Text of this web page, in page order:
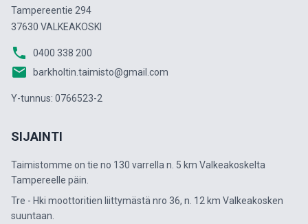
Tampereentie 294
37630 VALKEAKOSKI
phone 0400 338 200
email barkholtin.taimisto@gmail.com
Y-tunnus: 0766523-2
SIJAINTI
Taimistomme on tie no 130 varrella n. 5 km Valkeakoskelta
Tampereelle päin.
Tre - Hki moottoritien liittymästä nro 36, n. 12 km Valkeakosken
suuntaan.